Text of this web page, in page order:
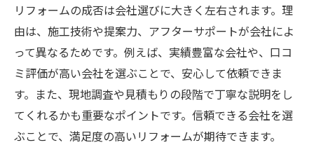
訣
要望を伝える打ち合わせのコツ
リフォーム会社選びで失敗しない方法
施工中の確認ポイントを押さえる
工事後のアフターサポートの重要性
見積もり比較で納得のリフォームを
リフォームの成否は会社選びに大きく左右されます。理
由は、施工技術や提案力、アフターサポートが会社によ
って異なるためです。例えば、実績豊富な会社や、口コ
ミ評価が高い会社を選ぶことで、安心して依頼できま
す。また、現地調査や見積もりの段階で丁寧な説明をし
てくれるかも重要なポイントです。信頼できる会社を選
ぶことで、満足度の高いリフォームが期待できます。